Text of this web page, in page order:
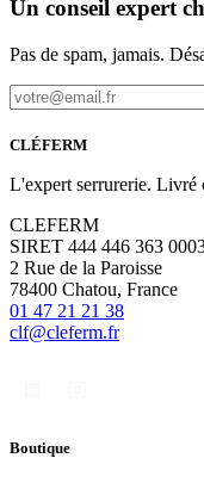
Un conseil expert
Pas de spam, jamais.
CLÉFERM
L'expert serrurerie. Livré
CLEFERM
SIRET 444 446 363
2 Rue de la Paroisse
78400 Chatou, France
01 47 21 21 38
clf@cleferm.fr
Boutique